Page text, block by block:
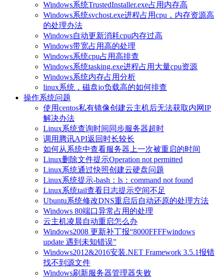
Windows系统TrustedInstaller.exe占用内存高
Windows系统svchost.exe进程占用cpu，内存资源高
的处理办法
Windows自动更新消耗cpu内存过高
Windows带宽占用高的处理
Windows系统cpu占用高排查
Windows系统tasking.exe进程占用大量cpu资源
Windows系统内存占用分析
linux系统，磁盘io负载高的如何排查
操作系统问题
使用centos私有镜像创建云主机后无法获取内网IP
解决办法
Linux系统查询时间同步服务器超时
调用腾讯API返回时长较长
如何从系统中查看服务器上一次被重启的时间
Linux删除文件提示Operation not permitted
Linux系统通过快照创建云硬盘问题
Linux系统提示-bash：ls：command not found
Linux系统tail查看日志提示空间不足
Ubuntu系统修改DNS重启后自动还原的处理方法
Windows 80端口异常占用的处理
云主机凌晨自动重启怎么办
Windows2008 更新补丁报“8000FFFFwindows
update 遇到未知错误”
Windows2012&2016安装.NET Framework 3.5.1报错
找不到源文件
Windows刷新服务器管理器失败